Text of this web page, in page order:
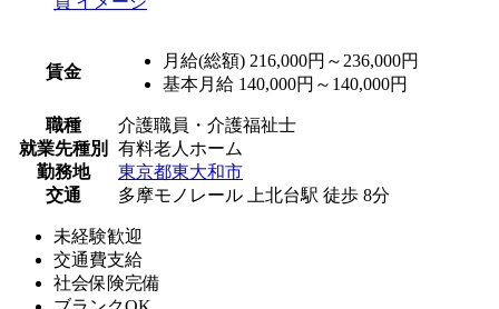
賃金
月給(総額) 216,000円～236,000円
基本月給 140,000円～140,000円
職種
介護職員・介護福祉士
就業先種別
有料老人ホーム
勤務地
東京都東大和市
交通
多摩モノレール 上北台駅 徒歩 8分
未経験歓迎
交通費支給
社会保険完備